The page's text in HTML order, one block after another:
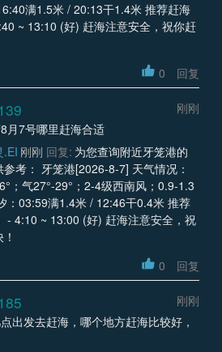
满1.5米 / 20:13干1.4米 推荐赶海
~ 13:10 (好) 赶海注意安全，祝你赶
0 回复
刚刚
月7号哪里赶海合适
.EI 刚刚 回复: 为您查询附近牙笼港的
考： 牙笼港[2026-8-7] 天气情况：
；气27°-29°；2-4级西南风；0.9-1.3
：03:59满1.4米 / 12:46干0.4米 推荐
- 4:10 ~ 13:00 (好) 赶海注意安全，祝
0 回复
刚刚
出发去赶海，哪个地方赶海比较好，